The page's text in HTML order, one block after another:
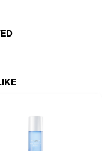
จำทุกวัน